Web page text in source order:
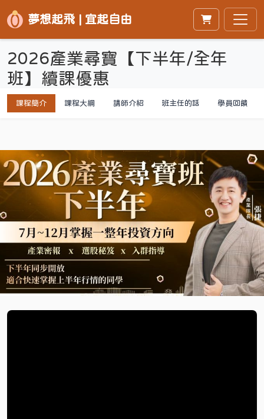
夢想起飛 | 宜起自由
2026產業尋寶【下半年/全年
班】續課優惠
課程簡介 課程大綱 講師介紹 班主任的話 學員回饋